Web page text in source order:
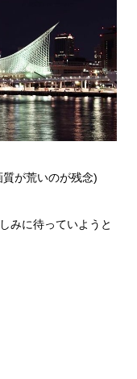
が荒いのが残念)
みに待っていようと